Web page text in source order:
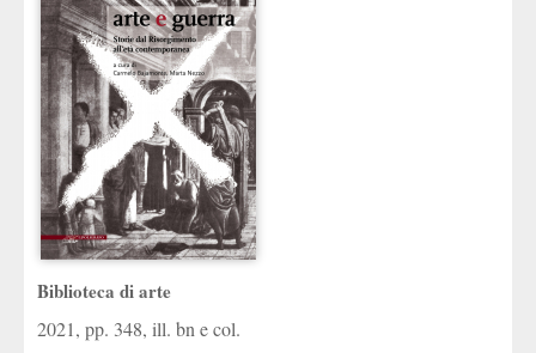
Biblioteca di arte
2021, pp. 348, ill. bn e col.